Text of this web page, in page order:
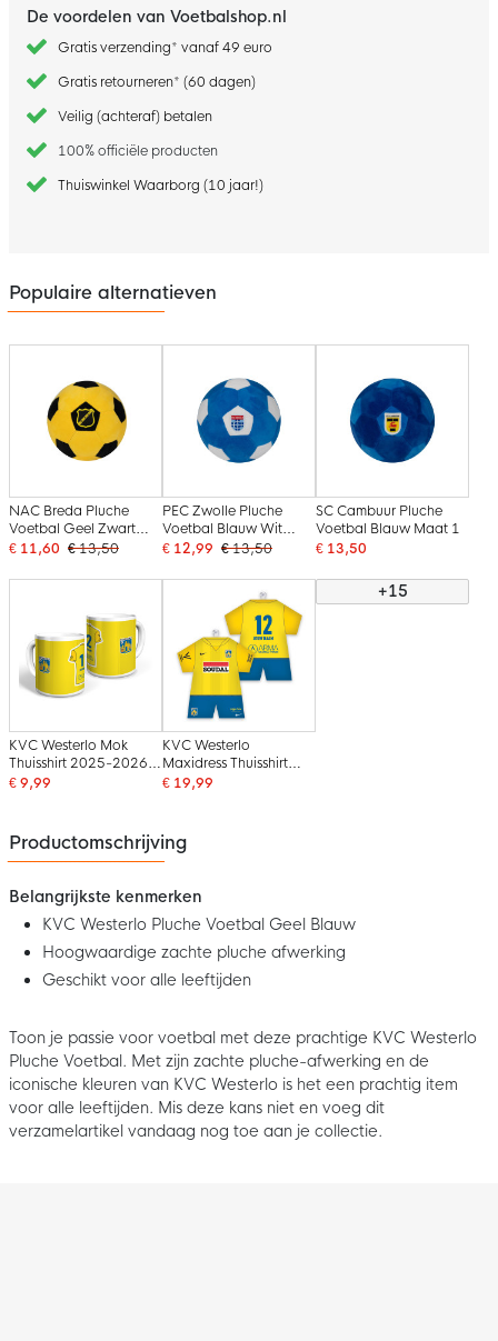
De voordelen van Voetbalshop.nl
Gratis verzending* vanaf 49 euro
Gratis retourneren* (60 dagen)
Veilig (achteraf) betalen
100% officiële producten
Thuiswinkel Waarborg (10 jaar!)
Populaire alternatieven
NAC Breda Pluche
Voetbal Geel Zwart
Maat 1
€ 11,60 € 13,50
PEC Zwolle Pluche
Voetbal Blauw Wit
Maat 1
€ 12,99 € 13,50
SC Cambuur Pluche
Voetbal Blauw Maat 1
€ 13,50
KVC Westerlo Mok
Thuisshirt 2025-2026
Gepersonaliseerd
€ 9,99
KVC Westerlo
Maxidress Thuisshirt
2025-2026
€ 19,99
+15
Productomschrijving
Belangrijkste kenmerken
KVC Westerlo Pluche Voetbal Geel Blauw
Hoogwaardige zachte pluche afwerking
Geschikt voor alle leeftijden
Toon je passie voor voetbal met deze prachtige KVC Westerlo
Pluche Voetbal. Met zijn zachte pluche-afwerking en de
iconische kleuren van KVC Westerlo is het een prachtig item
voor alle leeftijden. Mis deze kans niet en voeg dit
verzamelartikel vandaag nog toe aan je collectie.